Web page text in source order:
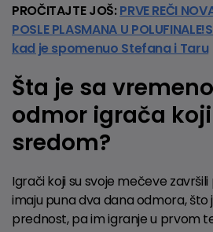
PROČITAJTE JOŠ:PRVE REČI
POSLE PLASMANA U
kad je spomenuo Stefana i Taru
Šta je sa
odmor igrača
sredom?
Igrači koji su svoje mečeve
imaju puna dva dana odmora,
prednost, pa im igranje u prvom